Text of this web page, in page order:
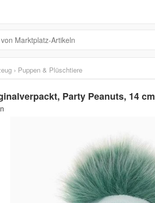
› Puppen & Plüschtiere
Party Peanuts, 14 cm